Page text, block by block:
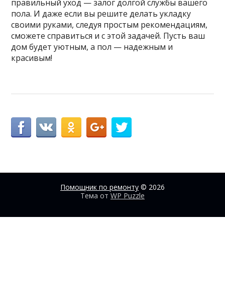
правильный уход — залог долгой службы вашего
пола. И даже если вы решите делать укладку
своими руками, следуя простым рекомендациям,
сможете справиться и с этой задачей. Пусть ваш
дом будет уютным, а пол — надежным и
красивым!
Помощник по ремонту © 2026
Тема от WP Puzzle